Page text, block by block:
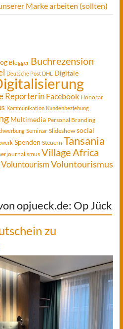
Marke arbeiten (sollten)
Blogger Buchrezension
Deutsche Post DHL
Digitale
Reporterin Facebook Honorar
Kommunikation Kundenbeziehung
Multimedia Personal Branding
Seminar Slideshow social
Spenden Steuern Tansania
Village Africa
VoluntourismVoluntourismus
opjueck.de: Op Jück
zu